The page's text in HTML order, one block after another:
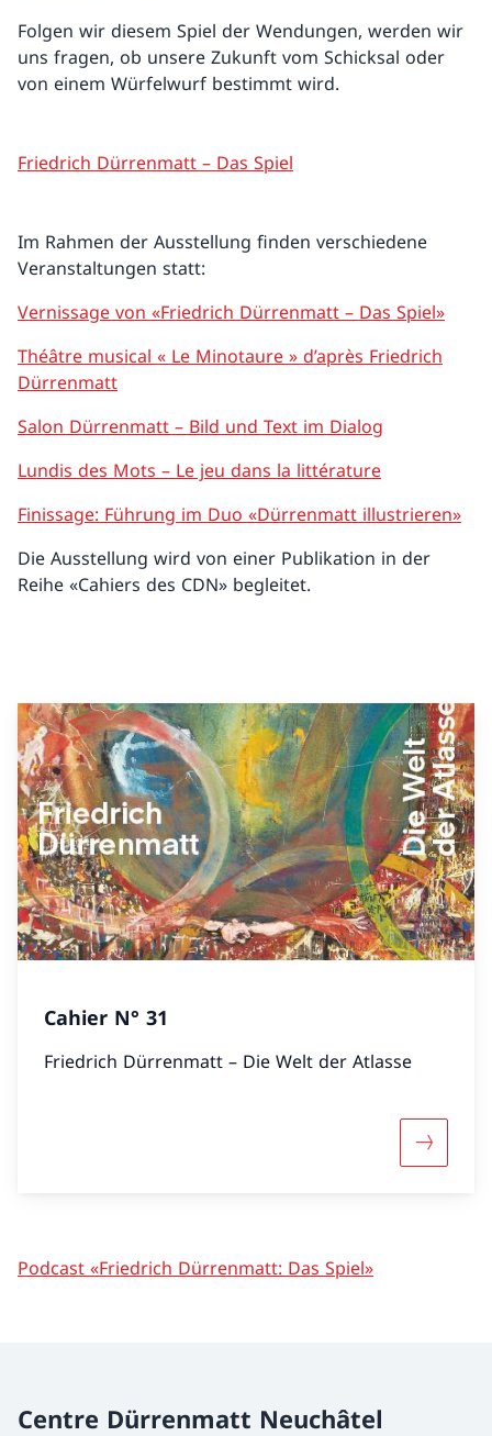
Folgen wir diesem Spiel der Wendungen, werden wir
uns fragen, ob unsere Zukunft vom Schicksal oder
von einem Würfelwurf bestimmt wird.
Friedrich Dürrenmatt – Das Spiel
Im Rahmen der Ausstellung finden verschiedene
Veranstaltungen statt:
Vernissage von «Friedrich Dürrenmatt – Das Spiel»
Théâtre musical « Le Minotaure » d’après Friedrich
Dürrenmatt
Salon Dürrenmatt – Bild und Text im Dialog
Lundis des Mots – Le jeu dans la littérature
Finissage: Führung im Duo «Dürrenmatt illustrieren»
Die Ausstellung wird von einer Publikation in der
Reihe «Cahiers des CDN» begleitet.
Cahier N° 31
Friedrich Dürrenmatt – Die Welt der Atlasse
Mehr
Podcast «Friedrich Dürrenmatt: Das Spiel»
Centre Dürrenmatt Neuchâtel